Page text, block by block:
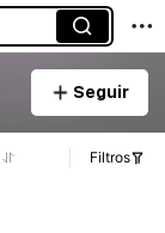
Seguir
Filtros